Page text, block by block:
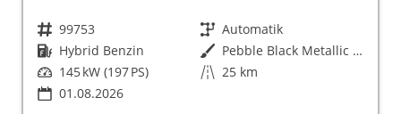
Fahrzeugnr. 99753 Getriebe Automatik
Kraftstoff Hybrid Benzin Außenfarbe
Pebble Black Metallic [PBC]
Leistung 145 kW (197 PS) Kilometerstand 25 km
01.08.2026